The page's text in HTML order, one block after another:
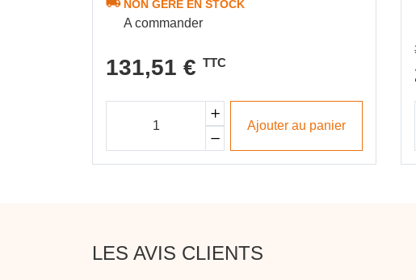
NON GÉRÉ EN STOCK
A commander
131,51 € TTC
Ajouter au panier
LES AVIS CLIENTS